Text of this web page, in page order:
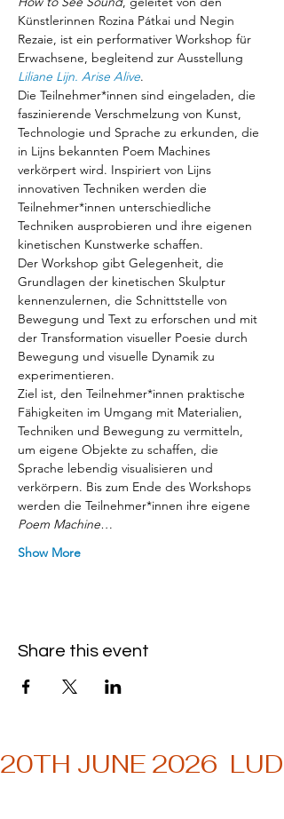
Künstlerinnen Rozina Pátkai und Negin
Rezaie, ist ein performativer Workshop für
Erwachsene, begleitend zur Ausstellung
Liliane Lijn. Arise Alive.
Die Teilnehmer*innen sind eingeladen, die
faszinierende Verschmelzung von Kunst,
Technologie und Sprache zu erkunden, die
in Lijns bekannten Poem Machines
verkörpert wird. Inspiriert von Lijns
innovativen Techniken werden die
Teilnehmer*innen unterschiedliche
Techniken ausprobieren und ihre eigenen
kinetischen Kunstwerke schaffen.
Der Workshop gibt Gelegenheit, die
Grundlagen der kinetischen Skulptur
kennenzulernen, die Schnittstelle von
Bewegung und Text zu erforschen und mit
der Transformation visueller Poesie durch
Bewegung und visuelle Dynamik zu
experimentieren.
Ziel ist, den Teilnehmer*innen praktische
Fähigkeiten im Umgang mit Materialien,
Techniken und Bewegung zu vermitteln,
um eigene Objekte zu schaffen, die
Sprache lebendig visualisieren und
verkörpern. Bis zum Ende des Workshops
werden die Teilnehmer*innen ihre eigene
Poem Machine…
Show More
Share this event
20TH JUNE 2026